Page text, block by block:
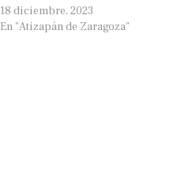
18 diciembre, 2023
En "Atizapán de Zaragoza"